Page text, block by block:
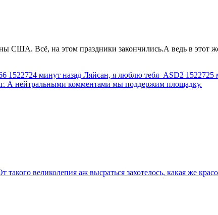
США. Всё, на этом праздники закончились.А ведь в этот
1522724 минут назад Ляйсан, я люблю тебя ASD2 1522725
А нейтральными комментами мы поддержим площадку.
такого великолепия аж высраться захотелось, какая же